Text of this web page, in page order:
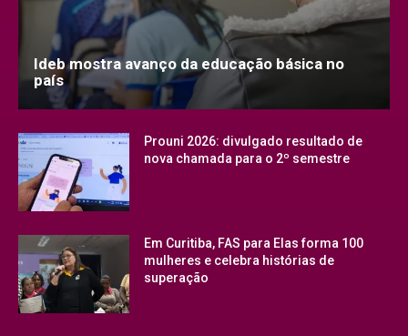
Ideb mostra avanço da educação básica no
país
Prouni 2026: divulgado resultado de
nova chamada para o 2º semestre
Em Curitiba, FAS para Elas forma 100
mulheres e celebra histórias de
superação